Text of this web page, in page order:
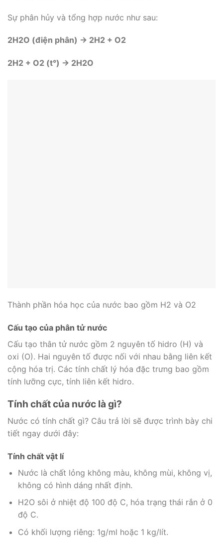
Sự phân hủy và tổng hợp nước như sau:
2H2O (điện phân) → 2H2 + O2
2H2 + O2 (t°) → 2H2O
Thành phần hóa học của nước bao gồm H2 và O2
Cấu tạo của phân tử nước
Cấu tạo thân tử nước gồm 2 nguyên tố hidro (H) và
oxi (O). Hai nguyên tố được nối với nhau bằng liên kết
cộng hóa trị. Các tính chất lý hóa đặc trưng bao gồm
tính lưỡng cực, tính liên kết hidro.
Tính chất của nước là gì?
Nước có tính chất gì? Câu trả lời sẽ được trình bày chi
tiết ngay dưới đây:
Tính chất vật lí
Nước là chất lỏng không màu, không mùi, không vị,
không có hình dáng nhất định.
H2O sôi ở nhiệt độ 100 độ C, hóa trạng thái rắn ở 0
độ C.
Có khối lượng riêng: 1g/ml hoặc 1 kg/lít.